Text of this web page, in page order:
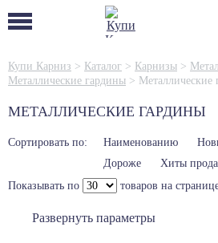
Купи Карниз > Каталог > Карнизы >
Металлические гардины > Металлические
МЕТАЛЛИЧЕСКИЕ ГАРДИНЫ
Сортировать по: Наименованию
Дороже
Хиты
Показывать по
товаров на
Развернуть параметры